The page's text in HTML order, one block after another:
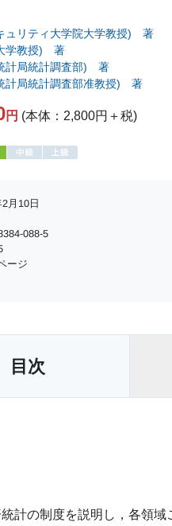
ュリティ大学院大学教授) 著
学教授) 著
計局統計調査部) 著
計局統計調査部准教授) 著
円 (本体：2,800円＋税)
月10日
088-5
ージ
目次
計の制度を説明し，各領